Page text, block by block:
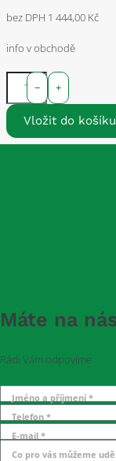
bez DPH 1 444,00 Kč
info v obchodě
+
−
Máte na
Rádi Vám odpovíme
Jméno a příjmení *
Telefon *
E-mail *
Co pro vás můžeme